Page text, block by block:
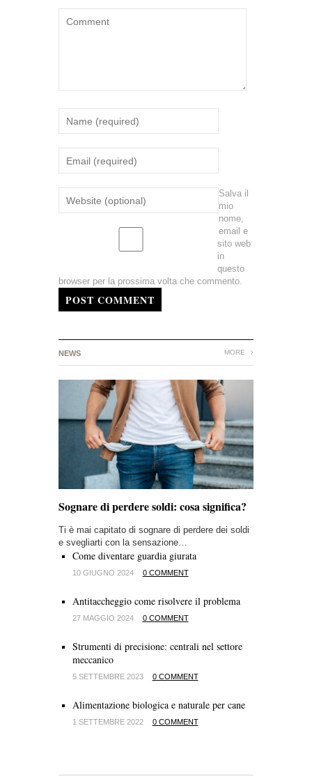
Salva il
mio
nome,
email e
sito web
in
questo
browser per la prossima volta che commento.
POST COMMENT
NEWS MORE
Sognare di perdere soldi: cosa significa?
Ti è mai capitato di sognare di perdere dei soldi
e svegliarti con la sensazione…
Come diventare guardia giurata
10 GIUGNO 2024 0 COMMENT
Antitaccheggio come risolvere il problema
27 MAGGIO 2024 0 COMMENT
Strumenti di precisione: centrali nel settore
meccanico
5 SETTEMBRE 2023 0 COMMENT
Alimentazione biologica e naturale per cane
1 SETTEMBRE 2022 0 COMMENT